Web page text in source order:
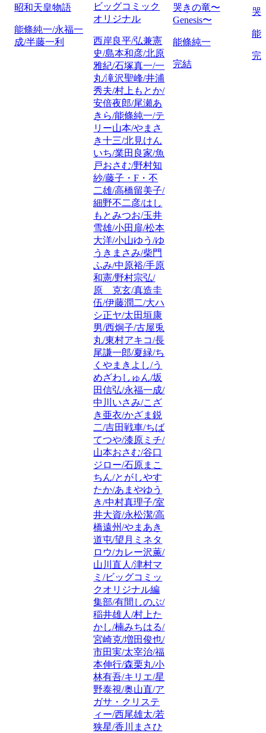
昭和天皇物語
能條純一/永福一
成/半藤一利
ビッグコミック
オリジナル
西岸良平/弘兼憲
史/島本和彦/北原
雅紀/石塚真一/一
丸/滝沢聖峰/井浦
秀夫/村上もとか/
安倍夜郎/尾瀬あ
きら/能條純一/テ
リー山本/やまさ
き十三/北見けん
いち/業田良家/魚
戸おさむ/野村知
紗/藤子・F・不
二雄/高橋留美子/
細野不二彦/はし
もとみつお/玉井
雪雄/小田扉/松本
大洋/小山ゆう/ゆ
うきまさみ/柴門
ふみ/中原裕/手原
和憲/野村宗弘/
原 克玄/真造圭
伍/伊藤潤二/大ハ
シ正ヤ/太田垣康
男/西炯子/古屋兎
丸/東村アキコ/長
尾謙一郎/夏緑/ち
くやまきよし/う
めざわしゅん/坂
田信弘/永福一成/
中川いさみ/こざ
き亜衣/かざま鋭
二/吉田戦車/ちば
てつや/漆原ミチ/
山本おさむ/谷口
ジロー/石原まこ
ちん/とがしやす
たか/あまやゆう
き/中村真理子/室
井大資/永松潔/高
橋遠州/やまあき
道屯/望月ミネタ
ロウ/カレー沢薫/
山川直人/津村マ
ミ/ビッグコミッ
クオリジナル編
集部/有間しのぶ/
稲井雄人/村上た
かし/楠みちはる/
宮崎克/増田俊也/
市田実/太宰治/福
本伸行/森栗丸/小
林有吾/キリエ/星
野泰視/奥山直/ア
ガサ・クリステ
ィー/西尾雄太/若
狭星/香川まさひ
哭きの竜〜
Genesis〜
能條純一
完結
哭
能
完